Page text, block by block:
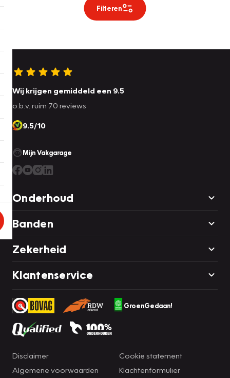
Filteren
Wij krijgen gemiddeld een 9.5
o.b.v. ruim 70 reviews
9.5/10
Mijn Vakgarage
Onderhoud
Banden
Zekerheid
Klantenservice
GroenGedaan!
Disclaimer
Algemene voorwaarden
Cookie statement
Klachtenformulier